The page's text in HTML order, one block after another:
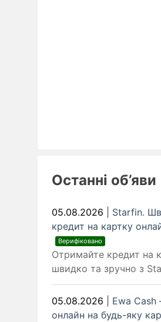
Останні об’яви
05.08.2026
Starfin.
кредит на картку
Верифіковано
Отримайте кредит на
швидко та зручно з
05.08.2026
Ewa Cash
онлайн на будь-яку